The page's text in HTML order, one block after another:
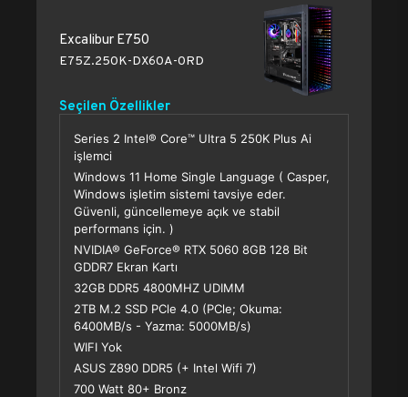
Excalibur E750
E75Z.250K-DX60A-0RD
Seçilen Özellikler
Series 2 Intel® Core™ Ultra 5 250K Plus Ai
işlemci
Windows 11 Home Single Language ( Casper,
Windows işletim sistemi tavsiye eder.
Güvenli, güncellemeye açık ve stabil
performans için. )
NVIDIA® GeForce® RTX 5060 8GB 128 Bit
GDDR7 Ekran Kartı
32GB DDR5 4800MHZ UDIMM
2TB M.2 SSD PCle 4.0 (PCle; Okuma:
6400MB/s - Yazma: 5000MB/s)
WIFI Yok
ASUS Z890 DDR5 (+ Intel Wifi 7)
700 Watt 80+ Bronz